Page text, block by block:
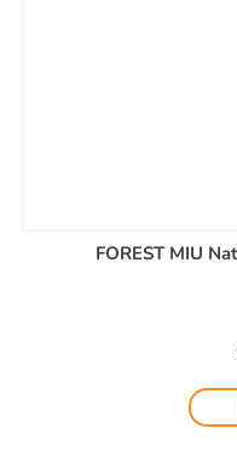
FOREST MIU